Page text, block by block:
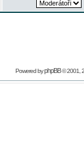
Powered byphpBB© 2001,